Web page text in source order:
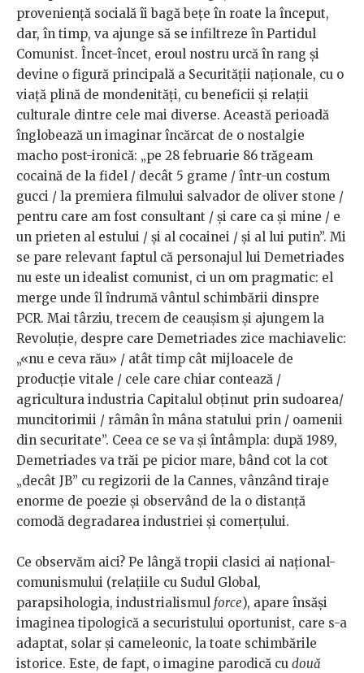
proveniență socială îi bagă bețe în roate la început,
dar, în timp, va ajunge să se infiltreze în Partidul
Comunist. Încet-încet, eroul nostru urcă în rang și
devine o figură principală a Securității naționale, cu o
viață plină de mondenități, cu beneficii și relații
culturale dintre cele mai diverse. Această perioadă
înglobează un imaginar încărcat de o nostalgie
macho post-ironică: „pe 28 februarie 86 trăgeam
cocaină de la fidel / decât 5 grame / într-un costum
gucci / la premiera filmului salvador de oliver stone /
pentru care am fost consultant / și care ca și mine / e
un prieten al estului / și al cocainei / și al lui putin”. Mi
se pare relevant faptul că personajul lui Demetriades
nu este un idealist comunist, ci un om pragmatic: el
merge unde îl îndrumă vântul schimbării dinspre
PCR. Mai târziu, trecem de ceaușism și ajungem la
Revoluție, despre care Demetriades zice machiavelic:
„«nu e ceva rău» / atât timp cât mijloacele de
producție vitale / cele care chiar contează /
agricultura industria Capitalul obținut prin sudoarea/
muncitorimii / râmân în mâna statului prin / oamenii
din securitate”. Ceea ce se va și întâmpla: după 1989,
Demetriades va trăi pe picior mare, bând cot la cot
„decât JB” cu regizorii de la Cannes, vânzând tiraje
enorme de poezie și observând de la o distanță
comodă degradarea industriei și comerțului.
Ce observăm aici? Pe lângă tropii clasici ai național-
comunismului (relațiile cu Sudul Global,
parapsihologia, industrialismul force), apare însăși
imaginea tipologică a securistului oportunist, care s-a
adaptat, solar și cameleonic, la toate schimbările
istorice. Este, de fapt, o imagine parodică cu două